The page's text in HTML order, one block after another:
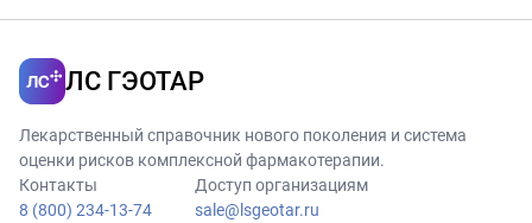
ЛС ГЭОТАР
Лекарственный справочник нового поколения и система
оценки рисков комплексной фармакотерапии.
Контакты
8 (800) 234-13-74
Доступ организациям
sale@lsgeotar.ru